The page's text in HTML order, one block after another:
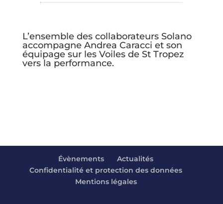
L’ensemble des collaborateurs Solano
accompagne Andrea Caracci et son
équipage sur les Voiles de St Tropez
vers la performance.
Évènements
Actualités
Confidentialité et protection des données
Mentions légales